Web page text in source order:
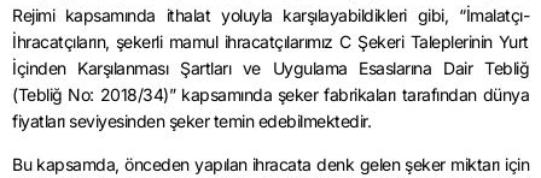
Rejimi kapsamında ithalat yoluyla karşılayabildikleri gibi, “İmalatçı-
İhracatçıların, şekerli mamul ihracatçılarımız C Şekeri Taleplerinin Yurt
İçinden Karşılanması Şartları ve Uygulama Esaslarına Dair Tebliğ
(Tebliğ No: 2018/34)” kapsamında şeker fabrikaları tarafından dünya
fiyatları seviyesinden şeker temin edebilmektedir.
Bu kapsamda, önceden yapılan ihracata denk gelen şeker miktarı için